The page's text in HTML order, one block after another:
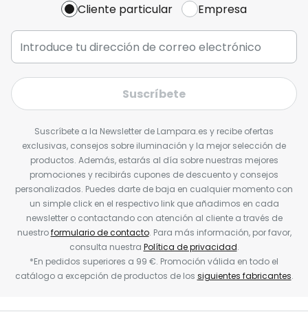
Cliente particular Empresa
Suscríbete
Suscríbete a la Newsletter de Lampara.es y recibe ofertas
exclusivas, consejos sobre iluminación y la mejor selección de
productos. Además, estarás al día sobre nuestras mejores
promociones y recibirás cupones de descuento y consejos
personalizados. Puedes darte de baja en cualquier momento con
un simple click en el respectivo link que añadimos en cada
newsletter o contactando con atención al cliente a través de
nuestroformulario de contacto. Para más información, por favor,
consulta nuestra Política de privacidad.
*En pedidos superiores a 99 €. Promoción válida en todo el
catálogo a excepción de productos de los siguientes fabricantes.